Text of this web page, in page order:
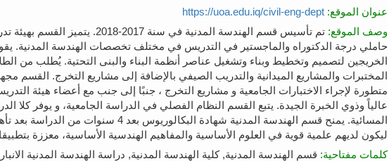
عنوان الموقع: https://uoa.edu.iq/civil-eng-dept
وصف الموقع:
تم تأسيس قسم الهندسة المدنية في سنة 2017-
حاملي درجة الدكتوراه والماجستير في التدريس في مختلف تخصصات الهندسة المدنية.
الخريجين لتصميم وتخطيط وبناء وتشغيل عناصر أنظمة البناء والبنى التحتية. يُطلب من
المختبرات والمشاريع الميدانية والتدريب الصيفي بالإضافة إلى مشاريع التخرج. القسم
متطورة لإجراء الاختبارات الجامعية و مشاريع التخرج ، جنبًا إلى جنب مع أعضاء هيئة
عالياً وذوي الخبرة الجيدة. يتبع القسم النظام الفصلي في الدراسة الجامعية، و يوفر كلا
المسائية. يمنح قسم الهندسة المدنية شهادة البكالوريوس بعد
ليكون لديهم علمية قوية في العلوم الأساسية والمفاهيم الهندسية الأساسية، معززة
كلمات مفتاحية: قسم الهندسة المدنية, كلية الهندسة المدنية, دراسة الهندسة المدنية